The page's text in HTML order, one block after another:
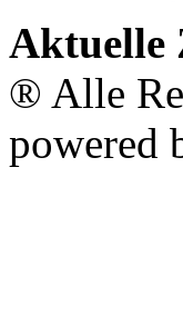
Aktuelle
® Alle
powered